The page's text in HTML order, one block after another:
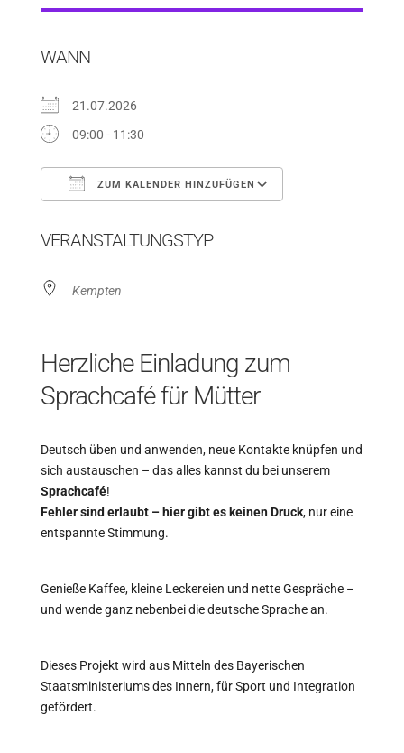
WANN
21.07.2026
09:00 - 11:30
ZUM KALENDER HINZUFÜGEN
VERANSTALTUNGSTYP
Kempten
Herzliche Einladung zum
Sprachcafé für Mütter
Deutsch üben und anwenden, neue Kontakte knüpfen und
sich austauschen – das alles kannst du bei unserem
Sprachcafé!
Fehler sind erlaubt – hier gibt es keinen Druck, nur eine
entspannte Stimmung.
Genieße Kaffee, kleine Leckereien und nette Gespräche –
und wende ganz nebenbei die deutsche Sprache an.
Dieses Projekt wird aus Mitteln des Bayerischen
Staatsministeriums des Innern, für Sport und Integration
gefördert.